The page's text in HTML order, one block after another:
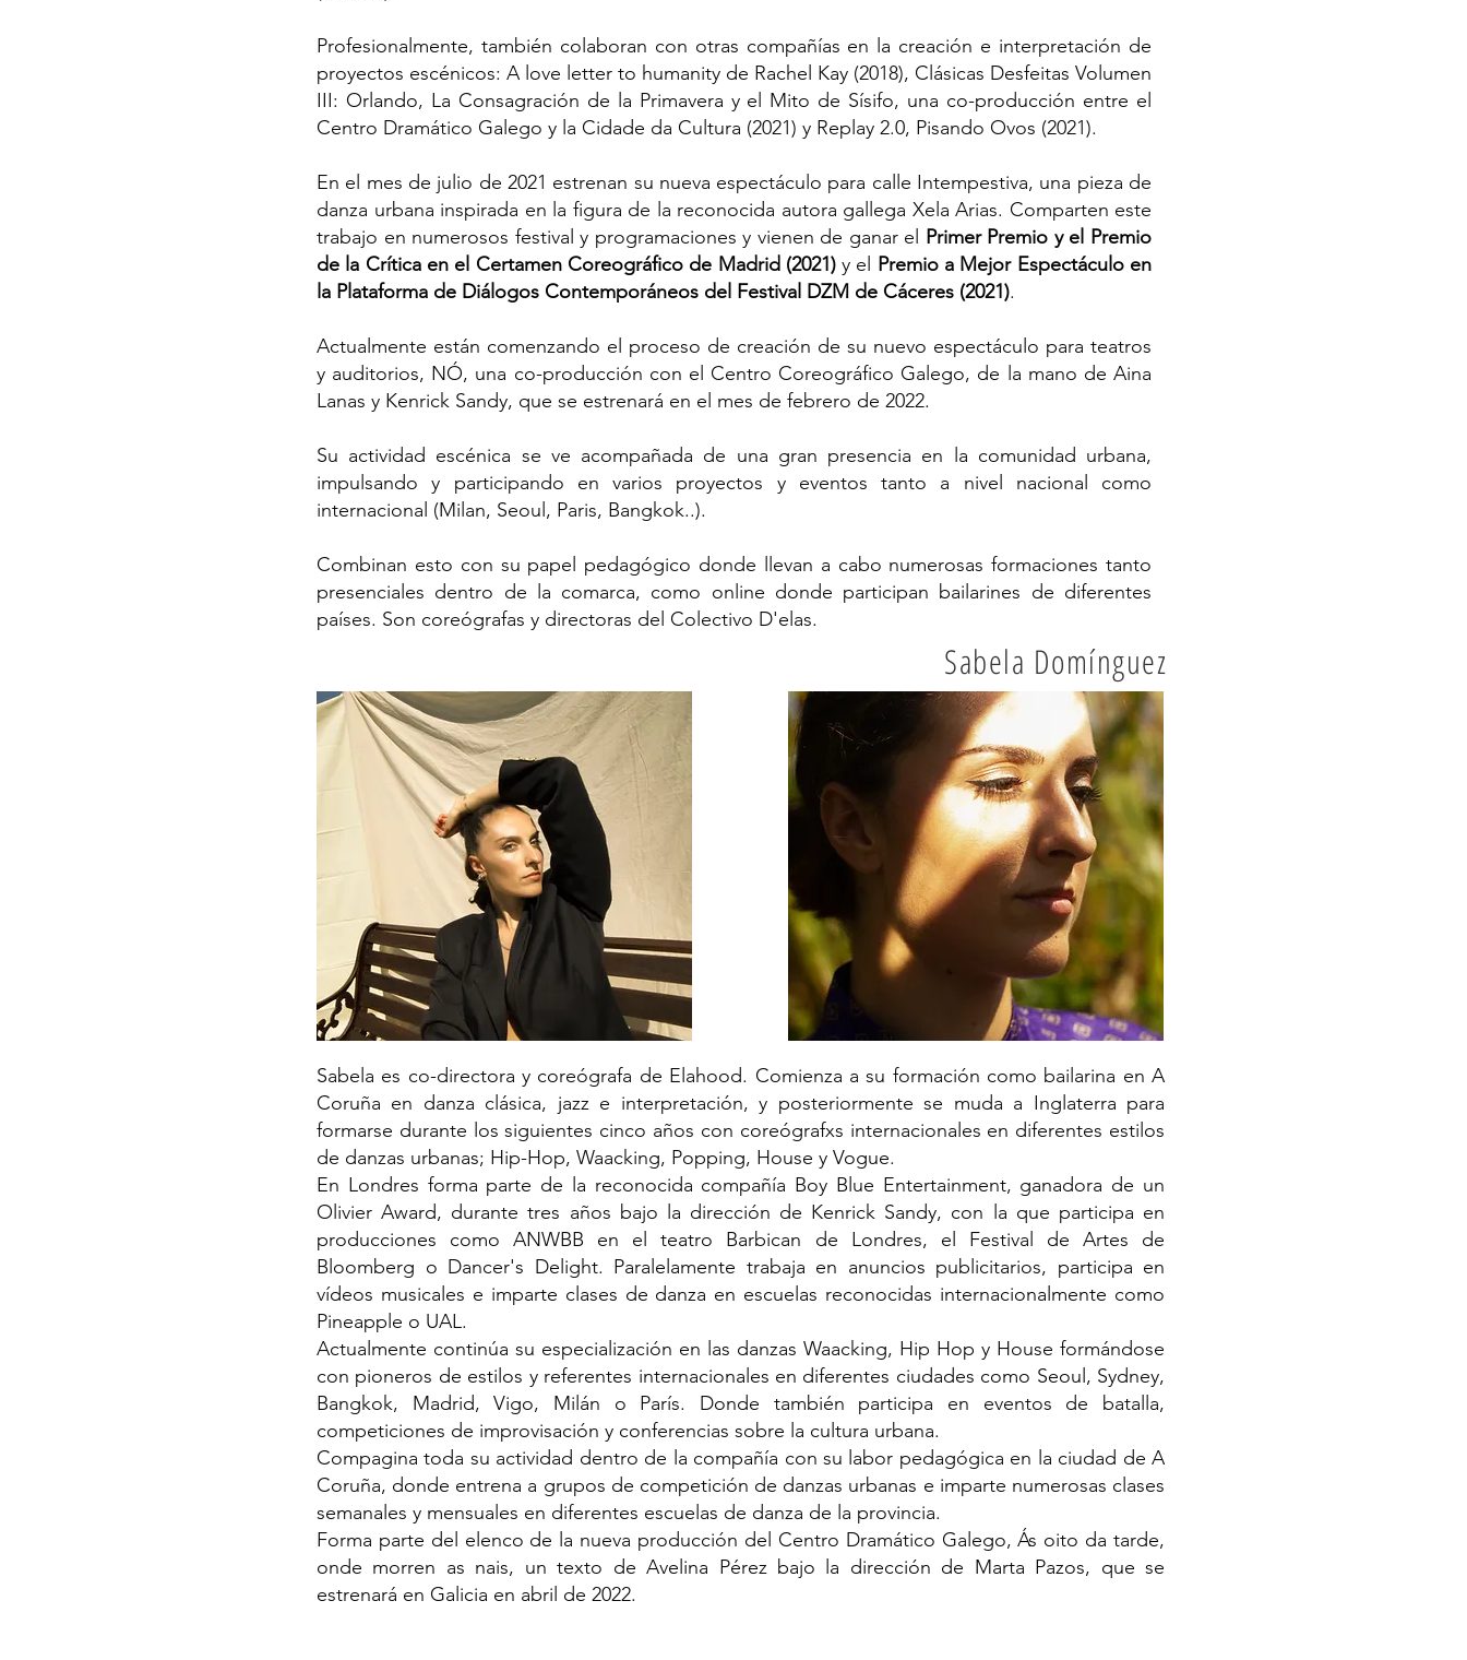
Profesionalmente, también colaboran con otras compañías en la creación e interpretación de
proyectos escénicos: A love letter to humanity de Rachel Kay (2018), Clásicas Desfeitas Volumen
III: Orlando, La Consagración de la Primavera y el Mito de Sísifo, una co-producción entre el
Centro Dramático Galego y la Cidade da Cultura (2021) y Replay 2.0, Pisando Ovos (2021).
En el mes de julio de 2021 estrenan su nueva espectáculo para calle Intempestiva, una pieza de
danza urbana inspirada en la figura de la reconocida autora gallega Xela Arias. Comparten este
trabajo en numerosos festival y programaciones y vienen de ganar el Primer Premio y el Premio
de la Crítica en el Certamen Coreográfico de Madrid (2021)y el Premio a Mejor Espectáculo en
la Plataforma de Diálogos Contemporáneos del Festival DZM de Cáceres (2021).
Actualmente están comenzando el proceso de creación de su nuevo espectáculo para teatros
y auditorios, NÓ, una co-producción con el Centro Coreográfico Galego, de la mano de Aina
Lanas y Kenrick Sandy, que se estrenará en el mes de febrero de 2022.
Su actividad escénica se ve acompañada de una gran presencia en la comunidad urbana,
impulsando y participando en varios proyectos y eventos tanto a nivel nacional como
internacional (Milan, Seoul, Paris, Bangkok..).
Combinan esto con su papel pedagógico donde llevan a cabo numerosas formaciones tanto
presenciales dentro de la comarca, como online donde participan bailarines de diferentes
países. Son coreógrafas y directoras del Colectivo D'elas.
Sabela Domínguez
Sabela es co-directora y coreógrafa de Elahood. Comienza a su formación como bailarina en A
Coruña en danza clásica, jazz e interpretación, y posteriormente se muda a Inglaterra para
formarse durante los siguientes cinco años con coreógrafxs internacionales en diferentes estilos
de danzas urbanas; Hip-Hop, Waacking, Popping, House y Vogue.
En Londres forma parte de la reconocida compañía Boy Blue Entertainment, ganadora de un
Olivier Award, durante tres años bajo la dirección de Kenrick Sandy, con la que participa en
producciones como ANWBB en el teatro Barbican de Londres, el Festival de Artes de
Bloomberg o Dancer's Delight. Paralelamente trabaja en anuncios publicitarios, participa en
vídeos musicales e imparte clases de danza en escuelas reconocidas internacionalmente como
Pineapple o UAL.
Actualmente continúa su especialización en las danzas Waacking, Hip Hop y House formándose
con pioneros de estilos y referentes internacionales en diferentes ciudades como Seoul, Sydney,
Bangkok, Madrid, Vigo, Milán o París. Donde también participa en eventos de batalla,
competiciones de improvisación y conferencias sobre la cultura urbana.
Compagina toda su actividad dentro de la compañía con su labor pedagógica en la ciudad de A
Coruña, donde entrena a grupos de competición de danzas urbanas e imparte numerosas clases
semanales y mensuales en diferentes escuelas de danza de la provincia.
Forma parte del elenco de la nueva producción del Centro Dramático Galego, Ás oito da tarde,
onde morren as nais, un texto de Avelina Pérez bajo la dirección de Marta Pazos, que se
estrenará en Galicia en abril de 2022.